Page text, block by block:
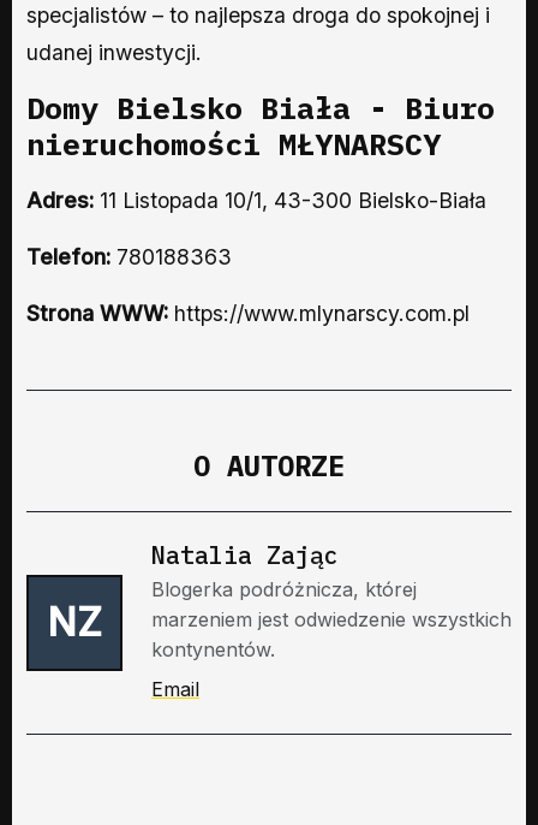
specjalistów – to najlepsza droga do spokojnej i
udanej inwestycji.
Domy Bielsko Biała - Biuro
nieruchomości MŁYNARSCY
Adres: 11 Listopada 10/1, 43-300 Bielsko-Biała
Telefon: 780188363
Strona WWW: https://www.mlynarscy.com.pl
O AUTORZE
NZ
Natalia Zając
Blogerka podróżnicza, której
marzeniem jest odwiedzenie wszystkich
kontynentów.
Email